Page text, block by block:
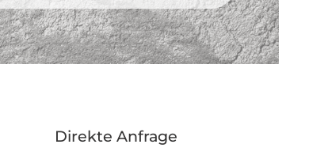
Direkte Anfrage